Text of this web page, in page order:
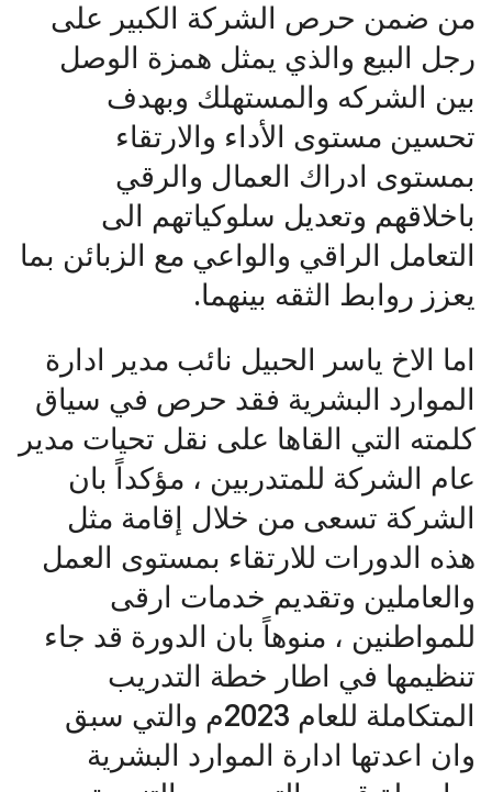
من ضمن حرص الشركة الكبير على
رجل البيع والذي يمثل همزة الوصل
بين الشركه والمستهلك وبهدف
تحسين مستوى الأداء والارتقاء
بمستوى ادراك العمال والرقي
باخلاقهم وتعديل سلوكياتهم الى
التعامل الراقي والواعي مع الزبائن بما
يعزز روابط الثقه بينهما.
اما الاخ ياسر الحبيل نائب مدير ادارة
الموارد البشرية فقد حرص في سياق
كلمته التي القاها على نقل تحيات مدير
عام الشركة للمتدربين ، مؤكداً بان
الشركة تسعى من خلال إقامة مثل
هذه الدورات للارتقاء بمستوى العمل
والعاملين وتقديم خدمات ارقى
للمواطنين ، منوهاً بان الدورة قد جاء
تنظيمها في اطار خطة التدريب
المتكاملة للعام 2023م والتي سبق
وان اعدتها ادارة الموارد البشرية